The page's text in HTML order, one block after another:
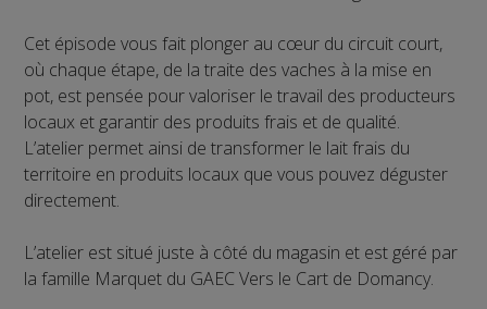
Cet épisode vous fait plonger au cœur du circuit court,
où chaque étape, de la traite des vaches à la mise en
pot, est pensée pour valoriser le travail des producteurs
locaux et garantir des produits frais et de qualité.
L’atelier permet ainsi de transformer le lait frais du
territoire en produits locaux que vous pouvez déguster
directement.
L’atelier est situé juste à côté du magasin et est géré par
la famille Marquet du GAEC Vers le Cart de Domancy.